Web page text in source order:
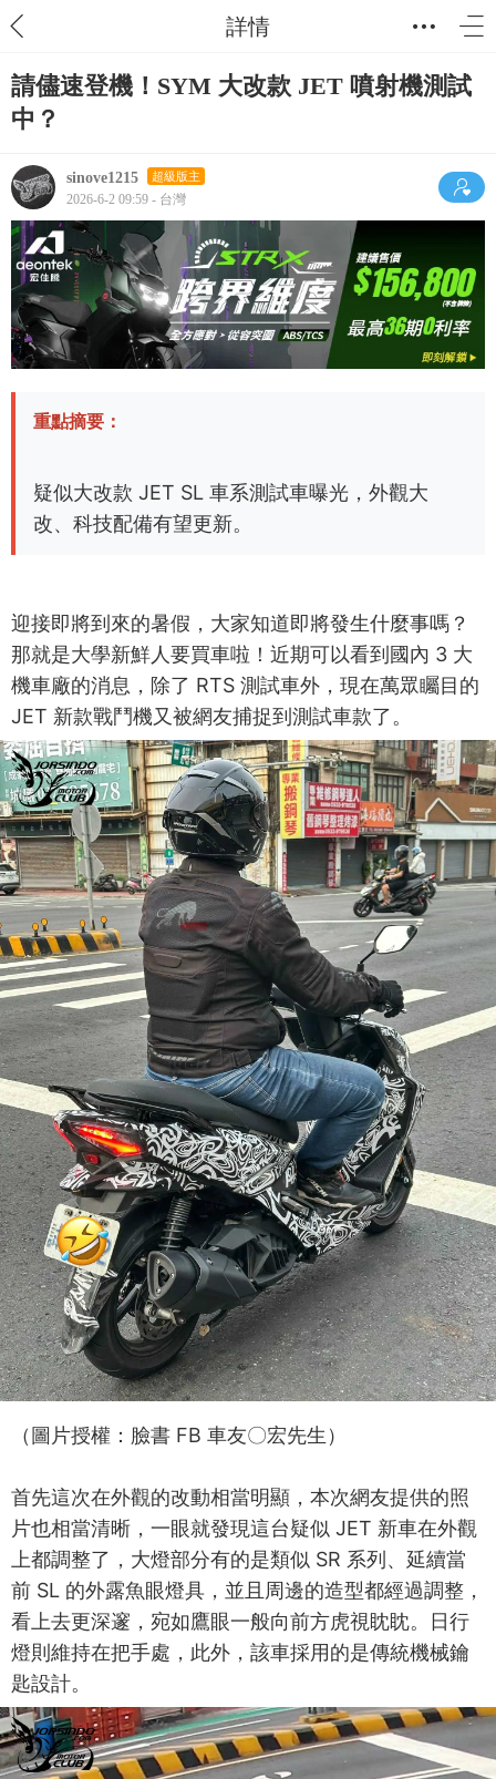
詳情
請儘速登機！SYM 大改款 JET 噴射機測試
中？
sinove1215 超級版主
2026-6-2 09:59 - 台灣
重點摘要：
疑似大改款 JET SL 車系測試車曝光，外觀大
改、科技配備有望更新。
迎接即將到來的暑假，大家知道即將發生什麼事嗎？
那就是大學新鮮人要買車啦！近期可以看到國內 3 大
機車廠的消息，除了 RTS 測試車外，現在萬眾矚目的
JET 新款戰鬥機又被網友捕捉到測試車款了。
（圖片授權：臉書 FB 車友〇宏先生）
首先這次在外觀的改動相當明顯，本次網友提供的照
片也相當清晰，一眼就發現這台疑似 JET 新車在外觀
上都調整了，大燈部分有的是類似 SR 系列、延續當
前 SL 的外露魚眼燈具，並且周邊的造型都經過調整，
看上去更深邃，宛如鷹眼一般向前方虎視眈眈。日行
燈則維持在把手處，此外，該車採用的是傳統機械鑰
匙設計。